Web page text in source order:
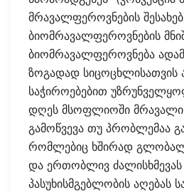
მრავალფეროვნების
ბიომრავალფეროვნების
ბიომრავალფეროვნება
ზოგადად სიცოცხლისათვის
საჭიროებებით
დღეს მსოფლიოში მრავალი
გამოწვევა თუ პრობლემაა
რომლებიც ხშირად
და ერთობლივ
პასუხისმგებლობის აღებას